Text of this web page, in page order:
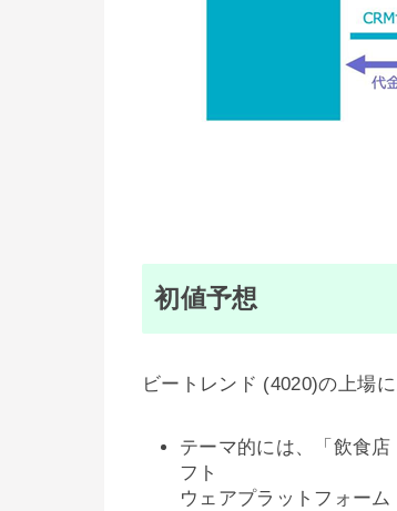
初値予想
ビートレンド (4020)の上場
テーマ的には、「飲食
フト
ウェアプラットフォー